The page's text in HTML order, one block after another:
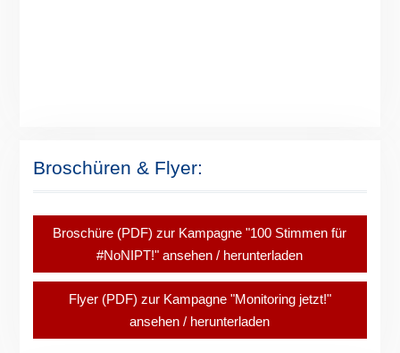
Broschüren & Flyer:
Broschüre (PDF) zur Kampagne "100 Stimmen für
#NoNIPT!" ansehen / herunterladen
Flyer (PDF) zur Kampagne "Monitoring jetzt!"
ansehen / herunterladen